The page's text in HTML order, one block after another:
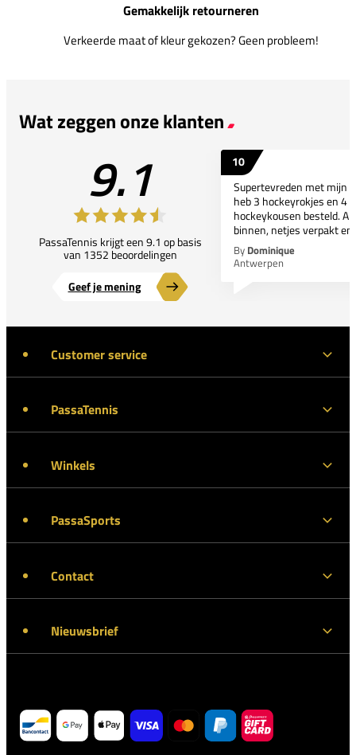
Gemakkelijk retourneren
Verkeerde maat of kleur gekozen? Geen probleem!
Wat zeggen onze klanten
9.1
PassaTennis krijgt een 9.1 op basis
van 1352 beoordelingen
Geef je mening
10
Supertevreden met mijn
heb 3 hockeyrokjes en 4
hockeykousen besteld.
binnen, netjes verpakt
By Dominique
Antwerpen
Customer service
PassaTennis
Winkels
PassaSports
Contact
Nieuwsbrief